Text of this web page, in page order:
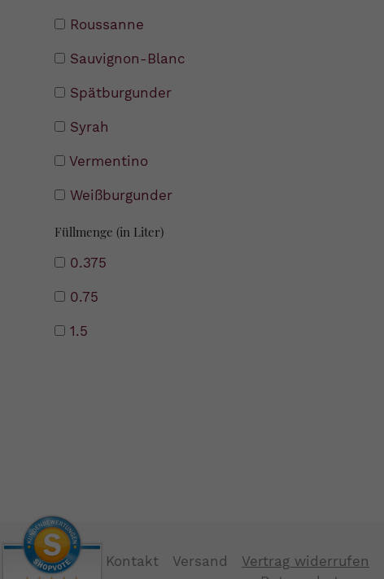
Roussanne
Sauvignon-Blanc
Spätburgunder
Syrah
Vermentino
Weißburgunder
Füllmenge (in Liter)
0.375
0.75
1.5
Kontakt Versand Vertrag widerrufen